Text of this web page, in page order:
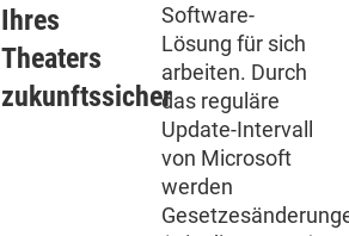
Ihres
Theaters
zukunftssicher
Software-
Lösung für sich
arbeiten. Durch
das reguläre
Update-Intervall
von Microsoft
werden